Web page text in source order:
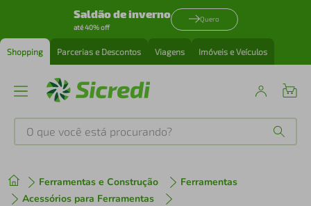
Saldão de inverno
até 40% off
Quero
Shopping Parcerias e Descontos Viagens Imóveis e Veículos
O que você está procurando?
Ferramentas e Construção
Ferramentas
Acessórios para Ferramentas
1º tenis